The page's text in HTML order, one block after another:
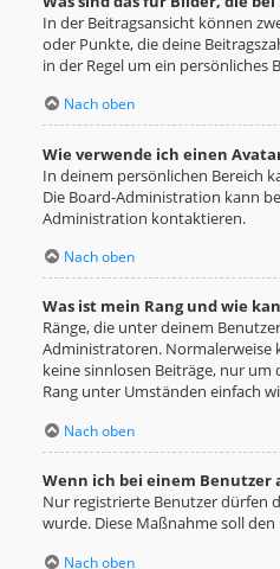
In der Beitragsansicht können
oder Punkte, die deine
in der Regel um ein persönliches
Nach oben
Wie verwende ich einen
In deinem persönlichen Bereich
Die Board-Administration kann
Administration kontaktieren.
Nach oben
Was ist mein Rang und wie
Ränge, die unter deinem
Administratoren. Normalerweise
keine sinnlosen Beiträge, nur
Rang unter Umständen einfach
Nach oben
Wenn ich bei einem Benutzer
Nur registrierte Benutzer dürfen
wurde. Diese Maßnahme soll
Nach oben